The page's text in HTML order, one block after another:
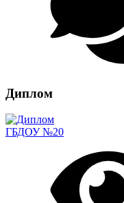
Диплом
ГБДОУ №20